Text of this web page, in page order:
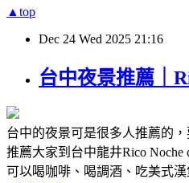
▲top
Dec 24 Wed 2025 21:16
台中夜景推薦｜
台中的夜景可是很多人推薦的
推薦大家到台中龍井Rico Noche
可以喝咖啡、喝調酒、吃美式